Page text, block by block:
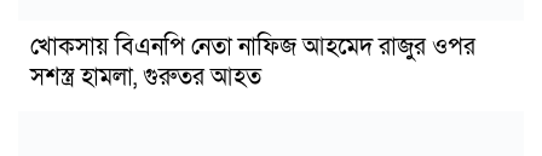
খোকসায় বিএনপি নেতা নাফিজ আহমেদ রাজুর ওপর
সশস্ত্র হামলা, গুরুতর আহত